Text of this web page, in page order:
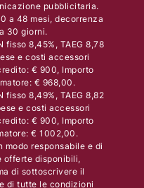
pubblicitaria.
a 48 mesi, decorrenza
30 giorni.
fisso 8,45%, TAEG 8,78
e costi accessori
€ 900, Importo
€ 968,00.
fisso 8,49%, TAEG 8,82
e costi accessori
€ 900, Importo
€ 1002,00.
modo responsabile e di
offerte disponibili,
di sottoscrivere il
di tutte le condizioni